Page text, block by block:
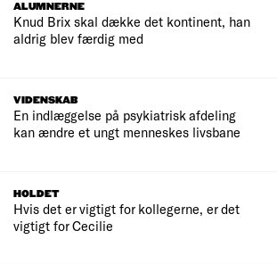
ALUMNERNE
Knud Brix skal dække det kontinent, han
aldrig blev færdig med
VIDENSKAB
En indlæggelse på psykiatrisk afdeling
kan ændre et ungt menneskes livsbane
HOLDET
Hvis det er vigtigt for kollegerne, er det
vigtigt for Cecilie